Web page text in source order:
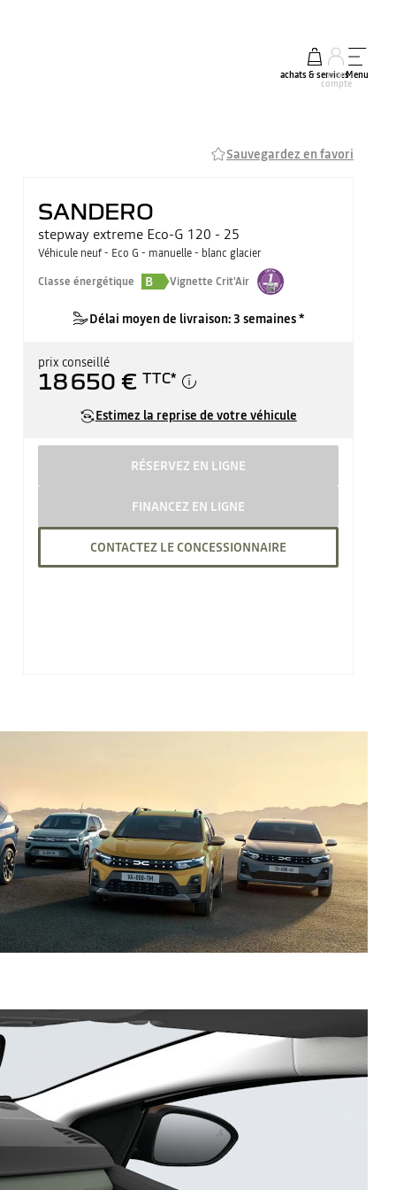
achats & services
mon
compte
Menu
Sauvegardez en favori
SANDERO
stepway extreme Eco-G 120 - 25
Véhicule neuf - Eco G - manuelle - blanc glacier
Classe énergétique
B Vignette Crit'Air
Délai moyen de livraison: 3 semaines *
prix conseillé
18 650 € TTC*
Estimez la reprise de votre véhicule
RÉSERVEZ EN LIGNE
FINANCEZ EN LIGNE
CONTACTEZ LE CONCESSIONNAIRE